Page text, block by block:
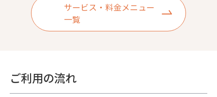
サービス・料金メニュー
一覧
ご利用の流れ